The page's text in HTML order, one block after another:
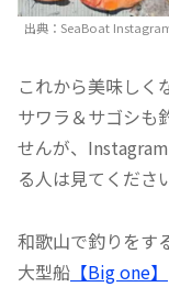
出典：SeaBoat
これから美味しく
サワラ＆サゴシも
せんが、
る人は見てくださ
和歌山で釣りをす
大型船 【Big one】